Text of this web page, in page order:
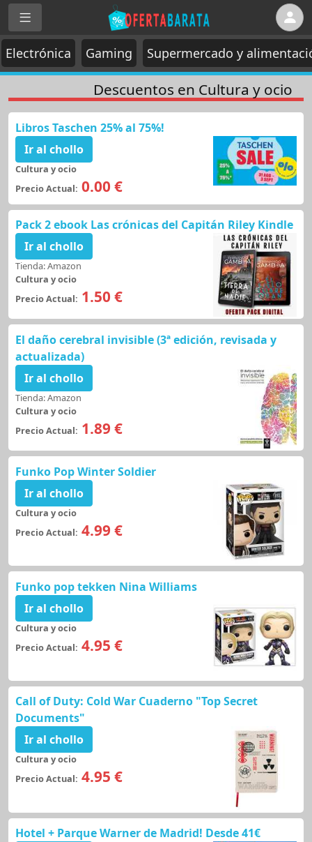
Electrónica Gaming Supermercado y
Descuentos en Cultura y ocio
Libros Taschen 25% al 75%!
Ir al chollo
Cultura y ocio
Precio Actual: 0.00 €
Pack 2 ebook Las crónicas del Capitán Riley Kindle
Ir al chollo
Tienda: Amazon
Cultura y ocio
Precio Actual: 1.50 €
El daño cerebral invisible (3ª edición, revisada y
actualizada)
Ir al chollo
Tienda: Amazon
Cultura y ocio
Precio Actual: 1.89 €
Funko Pop Winter Soldier
Ir al chollo
Cultura y ocio
Precio Actual: 4.99 €
Funko pop tekken Nina Williams
Ir al chollo
Cultura y ocio
Precio Actual: 4.95 €
Call of Duty: Cold War Cuaderno "Top Secret
Documents"
Ir al chollo
Cultura y ocio
Precio Actual: 4.95 €
Hotel + Parque Warner de Madrid! Desde 41€